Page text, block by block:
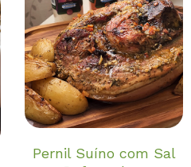
Pernil Suíno com Sal